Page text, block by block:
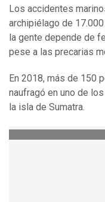
Los accidentes
archipiélago de
la gente depende de
pese a las precarias
En 2018, más de 150
naufragó en uno de
la isla de Sumatra.